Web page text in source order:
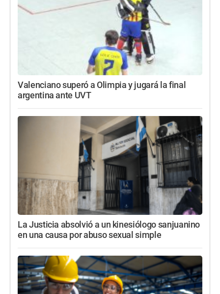
Valenciano superó a Olimpia y jugará la final
argentina ante UVT
La Justicia absolvió a un kinesiólogo sanjuanino
en una causa por abuso sexual simple